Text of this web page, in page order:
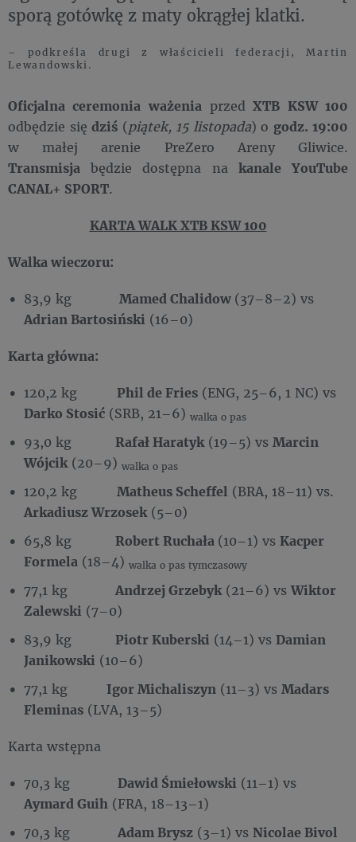
sporą gotówkę z maty okrągłej klatki.
– podkreśla drugi z właścicieli federacji, Martin
Lewandowski.
Oficjalna ceremonia ważenia przed XTB KSW 100
odbędzie się dziś (piątek, 15 listopada) o godz. 19:00
w małej arenie PreZero Areny Gliwice.
Transmisja będzie dostępna nakanale YouTube
CANAL+ SPORT.
KARTA WALK XTB KSW 100
Walka wieczoru:
83,9 kg Mamed Chalidow (37–8–2) vs
Adrian Bartosiński (16–0)
Karta główna:
120,2 kg Phil de Fries (ENG, 25–6, 1 NC) vs
Darko Stosić (SRB, 21–6) walka o pas
93,0 kg Rafał Haratyk (19–5) vs Marcin
Wójcik (20–9) walka o pas
120,2 kg Matheus Scheffel (BRA, 18–11) vs.
Arkadiusz Wrzosek (5–0)
65,8 kg Robert Ruchała (10–1) vs Kacper
Formela (18–4) walka o pas tymczasowy
77,1 kg Andrzej Grzebyk (21–6) vsWiktor
Zalewski (7–0)
83,9 kg Piotr Kuberski (14–1) vs Damian
Janikowski (10–6)
77,1 kg
Igor Michaliszyn (11–3) vs Madars
Fleminas (LVA, 13–5)
Karta wstępna
70,3 kg Dawid Śmiełowski (11–1) vs
Aymard Guih (FRA, 18–13–1)
70,3 kg Adam Brysz (3–1) vs Nicolae Bivol